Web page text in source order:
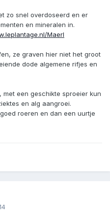
zo snel overdoseerd en er
en mineralen in.
Maerl
ze graven hier niet het groot
dode algemene rifjes en
een geschikte sproeier kun
en alg aangroei.
roeren en dan een uurtje